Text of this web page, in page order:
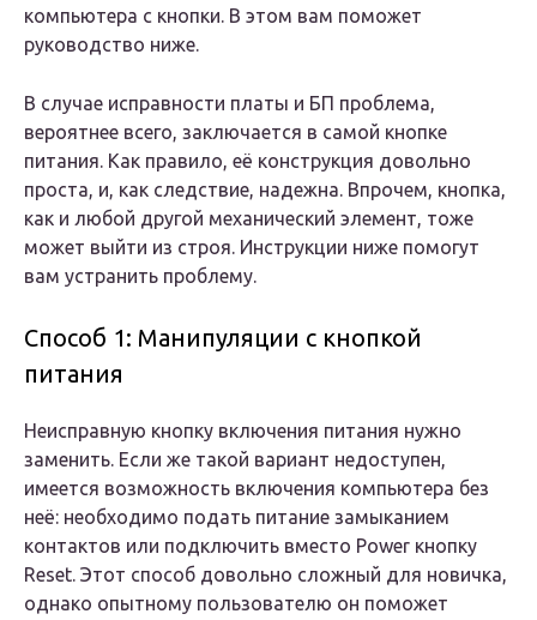
компьютера с кнопки. В этом вам поможет
руководство ниже.
В случае исправности платы и БП проблема,
вероятнее всего, заключается в самой кнопке
питания. Как правило, её конструкция довольно
проста, и, как следствие, надежна. Впрочем, кнопка,
как и любой другой механический элемент, тоже
может выйти из строя. Инструкции ниже помогут
вам устранить проблему.
Способ 1: Манипуляции с кнопкой
питания
Неисправную кнопку включения питания нужно
заменить. Если же такой вариант недоступен,
имеется возможность включения компьютера без
неё: необходимо подать питание замыканием
контактов или подключить вместо Power кнопку
Reset. Этот способ довольно сложный для новичка,
однако опытному пользователю он поможет